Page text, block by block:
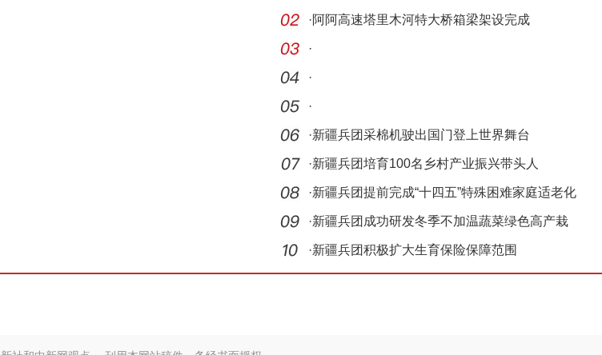
·阿阿高速塔里木河特大桥箱梁架设完成
·
·
·
·新疆兵团采棉机驶出国门登上世界舞台
·新疆兵团培育100名乡村产业振兴带头人
·新疆兵团提前完成“十四五”特殊困难家庭适老化
改
·新疆兵团成功研发冬季不加温蔬菜绿色高产栽
培技术
·新疆兵团积极扩大生育保险保障范围